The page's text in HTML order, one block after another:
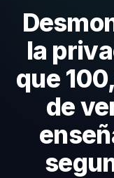
la
que
de